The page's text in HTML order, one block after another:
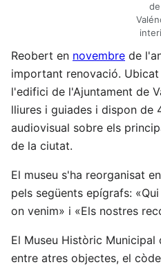
de
Reobert en novembre de
important renovació.
l'edifici de l'Ajuntament de
lliures i guiades i dispon de
audiovisual sobre els
de la ciutat.
El museu s'ha reorganisat
pels següents epígrafs:
on venim» i «Els nostres
El Museu Històric Municipal
entre atres objectes, el